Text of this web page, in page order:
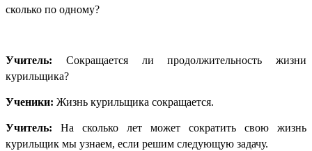
сколько по одному?
Учитель: Сокращается ли продолжительность жизни
курильщика?
Ученики: Жизнь курильщика сокращается.
Учитель: На сколько лет может сократить свою жизнь
курильщик мы узнаем, если решим следующую задачу.